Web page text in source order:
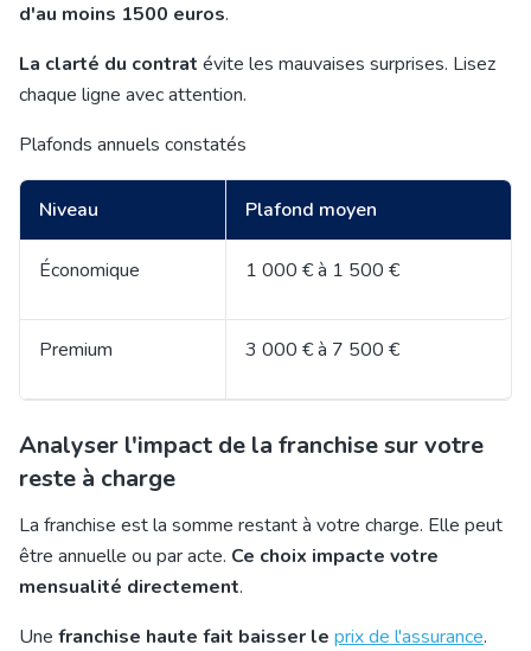
d'au moins 1500 euros.
La clarté du contrat évite les mauvaises surprises. Lisez
chaque ligne avec attention.
Plafonds annuels constatés
Niveau Plafond moyen
Économique 1 000 € à 1 500 €
Premium 3 000 € à 7 500 €
Analyser l'impact de la franchise sur votre
reste à charge
La franchise est la somme restant à votre charge. Elle peut
être annuelle ou par acte. Ce choix impacte votre
mensualité directement.
Une franchise haute fait baisser le prix de l'assurance.